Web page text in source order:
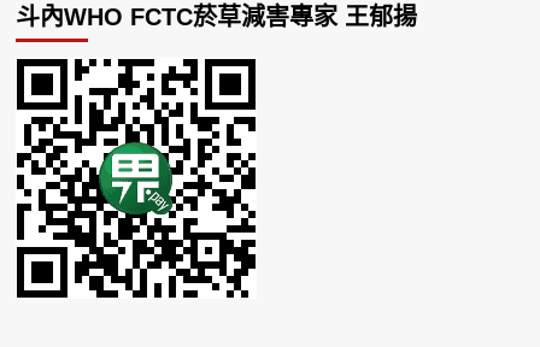
斗內WHO FCTC菸草減害專家 王郁揚